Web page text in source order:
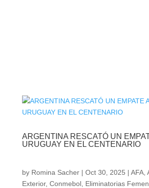
ARGENTINA RESCATÓ UN
URUGUAY EN EL CENTENARIO
by Romina Sacher| Oct 30, 2025 | AFA,
Exterior, Conmebol, Eliminatorias